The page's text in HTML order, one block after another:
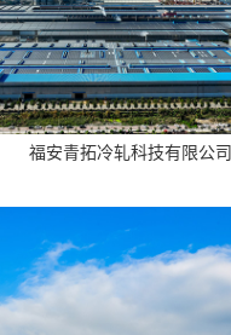
福安青拓冷轧科技有限公司